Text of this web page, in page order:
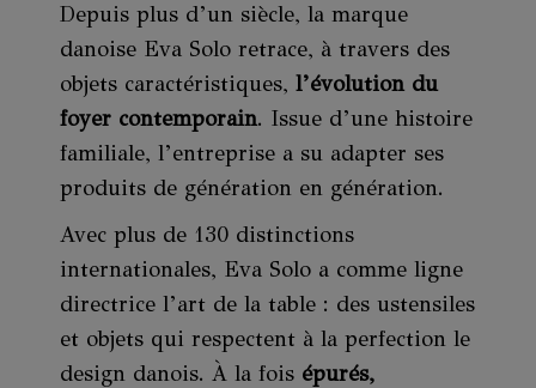
Depuis plus d’un siècle, la marque
danoise Eva Solo retrace, à travers des
objets caractéristiques,l’évolution du
foyer contemporain. Issue d’une histoire
familiale, l’entreprise a su adapter ses
produits de génération en génération.
Avec plus de 130 distinctions
internationales, Eva Solo a comme ligne
directrice l’art de la table : des ustensiles
et objets qui respectent à la perfection le
design danois. À la fois épurés,